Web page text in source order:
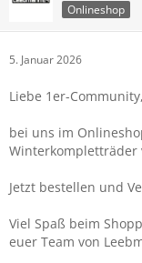
Onlineshop
5. Januar 2026
Liebe 1er-Community,
bei uns im
Jetzt bestellen und
Viel Spaß beim
euer Team von